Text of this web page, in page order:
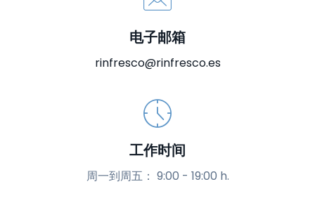
电子邮箱
rinfresco@rinfresco.es
工作时间
周一到周五： 9:00 - 19:00 h.